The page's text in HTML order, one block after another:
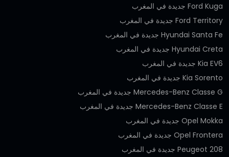
Ford Kuga جديدة في المغرب
Ford Territory جديدة في المغرب
Hyundai Santa Fe جديدة في المغرب
Hyundai Creta جديدة في المغرب
Kia EV6 جديدة في المغرب
Kia Sorento جديدة في المغرب
Mercedes-Benz Classe G جديدة في المغرب
Mercedes-Benz Classe E جديدة في المغرب
Opel Mokka جديدة في المغرب
Opel Frontera جديدة في المغرب
Peugeot 208 جديدة في المغرب